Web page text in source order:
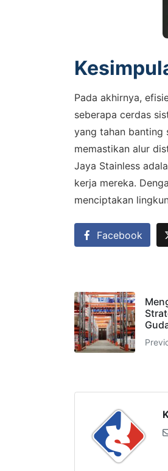
Pada akhirnya,
seberapa cerdas
yang tahan banting
memastikan alur
Jaya Stainless
kerja mereka.
menciptakan
Facebook